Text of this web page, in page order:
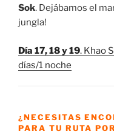
Sok. Dejábamos el
jungla!
Día 17, 18 y 19. Khao
días/1 noche
¿NECESITAS
PARA TU RUTA